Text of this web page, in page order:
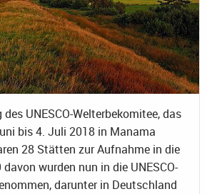
UNESCO-Welterbekomitee, das
bis 4. Juli 2018 in Manama
28 Stätten zur Aufnahme in die
wurden nun in die UNESCO-
darunter in Deutschland